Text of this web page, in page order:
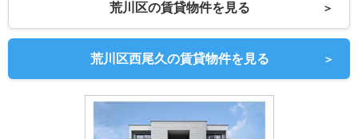
TOP
荒川区の賃貸物件を見る ＞
荒川区西尾久の賃貸物件を見る ＞